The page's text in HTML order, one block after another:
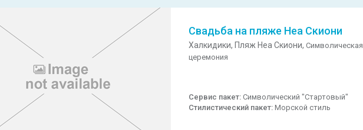
Свадьба на пляже Неа Скиони
Халкидики, Пляж Неа Скиони,Символическая
церемония
Сервис пакет:Символический "Стартовый"
Стилистический пакет:Морской стиль